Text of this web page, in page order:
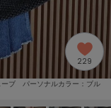
ブ パーソナルカラー：ブル
229